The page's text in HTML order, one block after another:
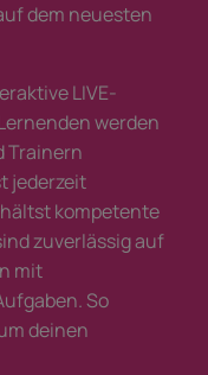
dem neuesten
LIVE-
werden
Trainern
jederzeit
kompetente
zuverlässig auf
mit
So
deinen